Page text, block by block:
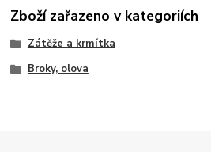
Zboží zařazeno v kategoriích
Zátěže a krmítka
Broky, olova